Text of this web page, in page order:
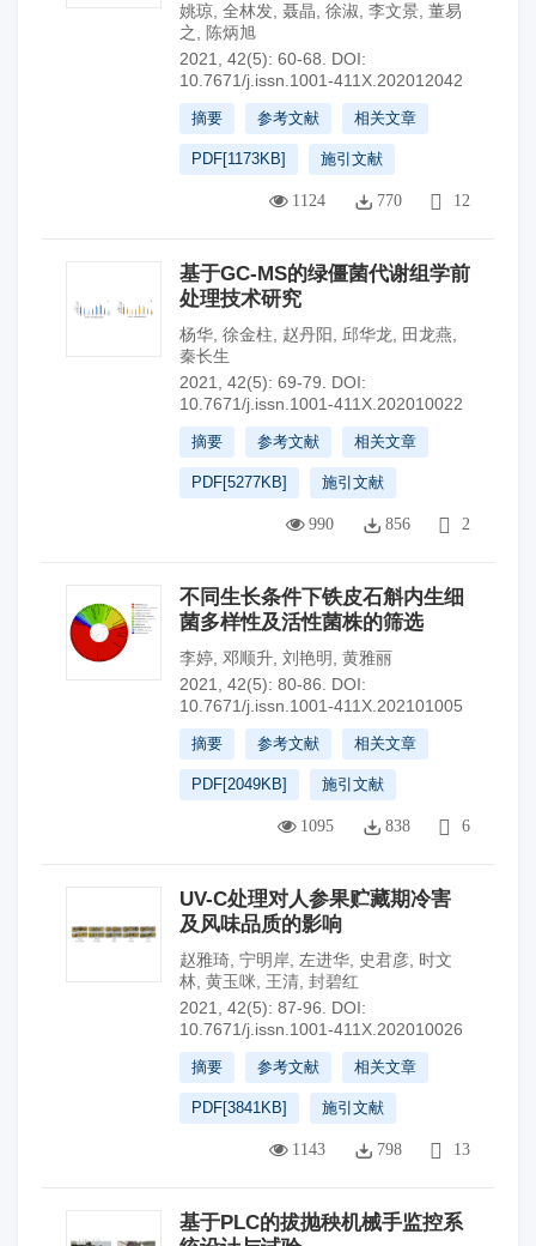
姚琼 全林发 聂晶 徐淑 李文景 董易
之
陈炳旭
2021, 42(5): 60-68.
DOI:
10.7671/j.issn.1001-411X.202012042
摘要 参考文献 相关文章
PDF[1173KB] 施引文献
1124 770 12
基于GC-MS的绿僵菌代谢组学前
处理技术研究
杨华 徐金柱 赵丹阳 邱华龙 田龙燕
秦长生
2021, 42(5): 69-79.
DOI:
10.7671/j.issn.1001-411X.202010022
摘要 参考文献 相关文章
PDF[5277KB] 施引文献
990 856 2
不同生长条件下铁皮石斛内生细
菌多样性及活性菌株的筛选
李婷 邓顺升 刘艳明
黄雅丽
2021, 42(5): 80-86.
DOI:
10.7671/j.issn.1001-411X.202101005
摘要 参考文献 相关文章
PDF[2049KB] 施引文献
1095 838 6
UV-C处理对人参果贮藏期冷害
及风味品质的影响
赵雅琦 宁明岸 左进华 史君彦 时文
林 黄玉咪 王清 封碧红
2021, 42(5): 87-96.
DOI:
10.7671/j.issn.1001-411X.202010026
摘要 参考文献 相关文章
PDF[3841KB] 施引文献
1143 798 13
基于PLC的拔抛秧机械手监控系